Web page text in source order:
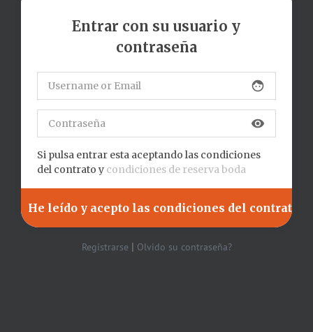
Entrar con su usuario y
contraseña
face
visibility
Si pulsa entrar esta aceptando las condiciones
del contrato y condiciones de reserva boda
Registrarse| Olvido su contraseña?